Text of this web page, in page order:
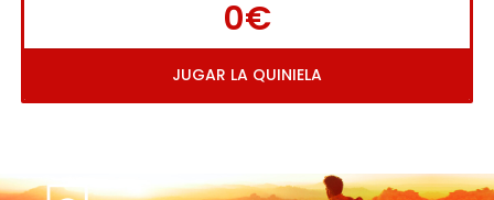
0€
JUGAR LA QUINIELA